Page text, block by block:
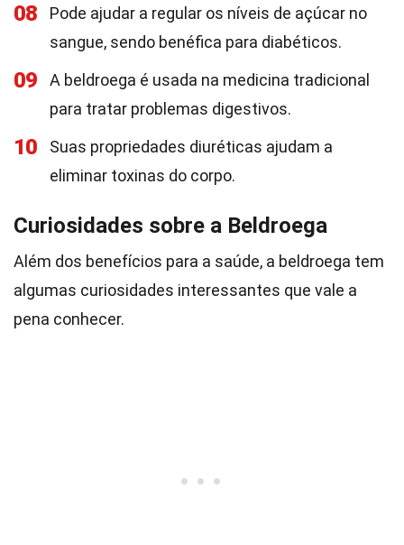
08
Pode ajudar a regular os níveis de açúcar no
sangue, sendo benéfica para diabéticos.
09
A beldroega é usada na medicina tradicional
para tratar problemas digestivos.
10
Suas propriedades diuréticas ajudam a
eliminar toxinas do corpo.
Curiosidades sobre a Beldroega
Além dos benefícios para a saúde, a beldroega tem
algumas curiosidades interessantes que vale a
pena conhecer.